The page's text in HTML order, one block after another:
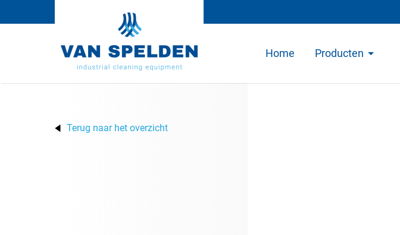
Home Producten
Terug naar het overzicht